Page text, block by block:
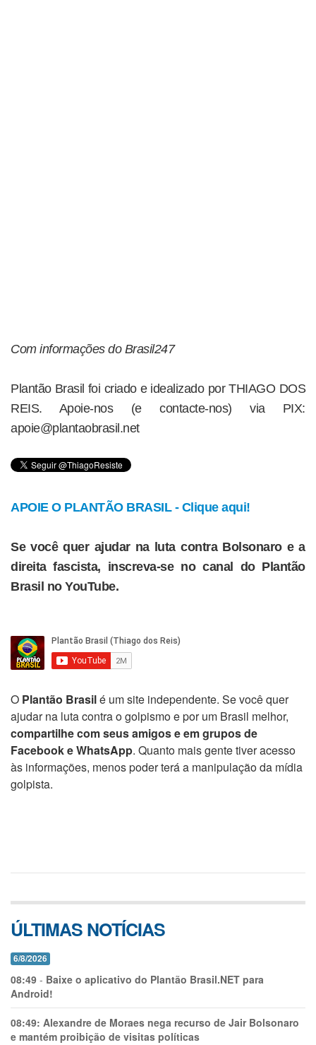
Com informações do Brasil247
Plantão Brasil foi criado e idealizado por THIAGO DOS
REIS. Apoie-nos (e contacte-nos) via PIX:
apoie@plantaobrasil.net
APOIE O PLANTÃO BRASIL - Clique aqui!
Se você quer ajudar na luta contra Bolsonaro e a
direita fascista, inscreva-se no canal do Plantão
Brasil no YouTube.
O Plantão Brasilé um site independente. Se você quer
ajudar na luta contra o golpismo e por um Brasil melhor,
compartilhe com seus amigos e em grupos de
Facebook e WhatsApp. Quanto mais gente tiver acesso
às informações, menos poder terá a manipulação da mídia
golpista.
ÚLTIMAS NOTÍCIAS
6/8/2026
08:49 - Baixe o aplicativo do Plantão Brasil.NET para
Android!
08:49: Alexandre de Moraes nega recurso de Jair Bolsonaro
e mantém proibição de visitas políticas